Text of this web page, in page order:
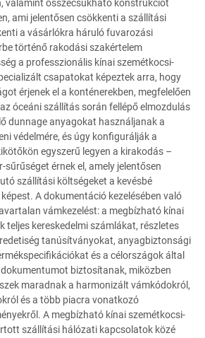
valamint összecsukható konstrukciót
ami jelentősen csökkenti a szállítási
a vásárlókra háruló fuvarozási
történő rakodási szakértelem
a professzionális kínai szemétkocsi-
csapatokat képeztek arra, hogy
érjenek el a konténerekben, megfelelően
óceáni szállítás során fellépő elmozdulás
dunnage anyagokat használjanak a
védelmére, és úgy konfigurálják a
egyszerű legyen a kirakodás –
érnek el, amely jelentősen
szállítási költségeket a kevésbé
A dokumentáció kezelésében való
vámkezelést: a megbízható kínai
teljes kereskedelmi számlákat, részletes
tanúsítványokat, anyagbiztonsági
és a célországok által
biztosítanak, miközben
maradnak a harmonizált vámkódokról,
és a több piacra vonatkozó
A megbízható kínai szemétkocsi-
szállítási hálózati kapcsolatok közé